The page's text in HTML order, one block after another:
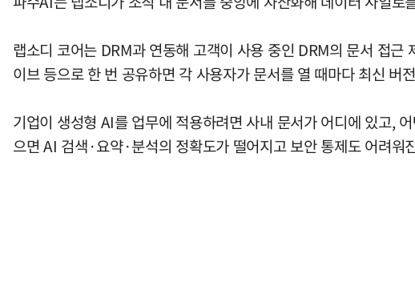
랩소디 코어는 DRM과 연동해 고객이 사용 중인 DRM의 문서 접
이브 등으로 한 번 공유하면 각 사용자가 문서를 열 때마다 최신
기업이 생성형 AI를 업무에 적용하려면 사내 문서가 어디에 있고,
으면 AI 검색·요약·분석의 정확도가 떨어지고 보안 통제도 어려